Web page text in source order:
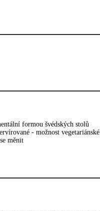
formou švédských stolů
- možnost
měnit